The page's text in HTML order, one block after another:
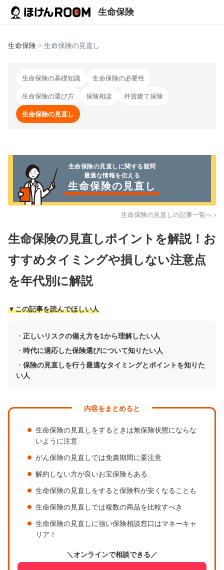
生命保険
生命保険 > 生命保険の見直し
生命保険の基礎知識 生命保険の必要性
生命保険の選び方 保険相談 外貨建て保険
生命保険の見直し
生命保険の見直し に関する疑問
最適な情報を伝える
生命保険の見直し
生命保険の見直しの記事一覧へ ›
生命保険の見直しポイントを解説！お
すすめタイミングや損しない注意点
を年代別に解説
▼この記事を読んでほしい人
正しいリスクの備え方を1から理解したい人
時代に適応した保険選びについて知りたい人
保険の見直しを行う最適なタイミングとポイントを知りた
い人
内容をまとめると
生命保険の見直しをするときは無保険状態にならな
いように注意
がん保険の見直しでは免責期間に要注意
解約しない方が良いお宝保険もある
生命保険の見直しをすると保険料が安くなることも
生命保険の見直しでは複数の商品を比較すべき
生命保険の見直しに強い保険相談窓口はマネーキャ
リア！
＼オンラインで相談できる／